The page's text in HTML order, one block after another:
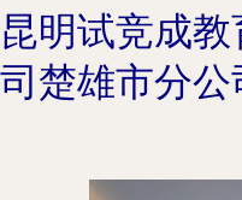
昆明试竞成
司楚雄市分